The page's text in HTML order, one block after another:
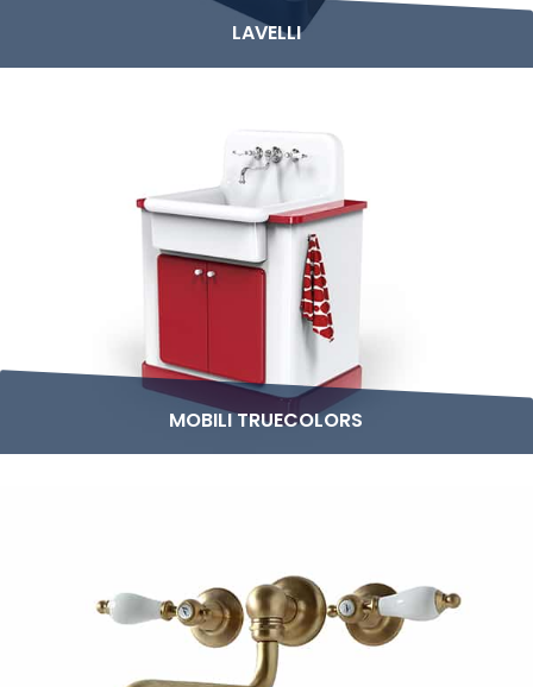
LAVELLI
MOBILI TRUECOLORS